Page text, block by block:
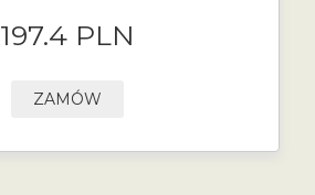
197.4 PLN
ZAMÓW